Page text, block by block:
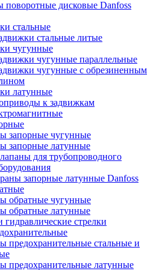
поворотные дисковые Danfoss
стальные
стальные литые
чугунные
чугунные параллельные
чугунные с обрезиненным
латунные
к задвижкам
запорные чугунные
запорные латунные
для трубопроводного
запорные латунные Danfoss
обратные чугунные
обратные латунные
стрелки
предохранительные стальные и
предохранительные латунные